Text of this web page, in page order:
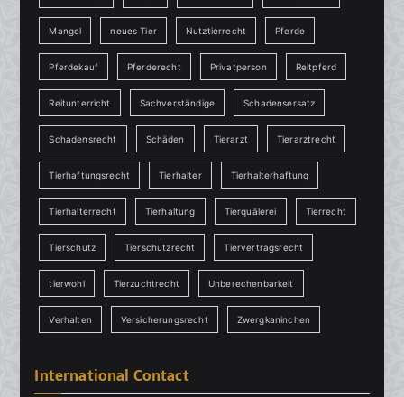
Mangel neues Tier Nutztierrecht Pferde
Pferdekauf Pferderecht Privatperson Reitpferd
Reitunterricht Sachverständige Schadensersatz
Schadensrecht Schäden Tierarzt Tierarztrecht
Tierhaftungsrecht Tierhalter Tierhalterhaftung
Tierhalterrecht Tierhaltung Tierquälerei Tierrecht
Tierschutz Tierschutzrecht Tiervertragsrecht
tierwohl Tierzuchtrecht Unberechenbarkeit
Verhalten Versicherungsrecht Zwergkaninchen
International Contact